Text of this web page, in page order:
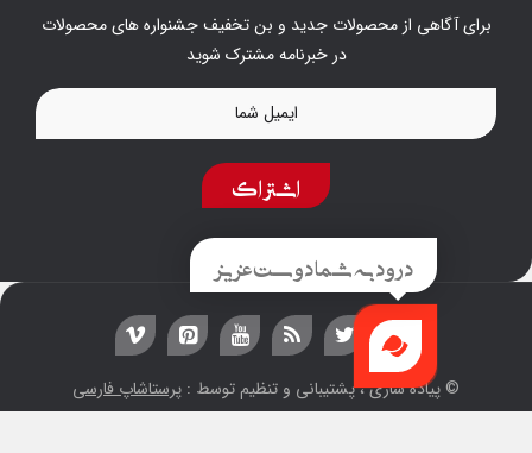
برای آگاهی از محصولات جدید و بن تخفیف جشنواره های محصولات
در خبرنامه مشترک شوید
اشتراک
© پیاده سازی ، پشتیبانی و تنظیم توسط : پرستاشاپ فارسی
درود به شما دوست عزیز